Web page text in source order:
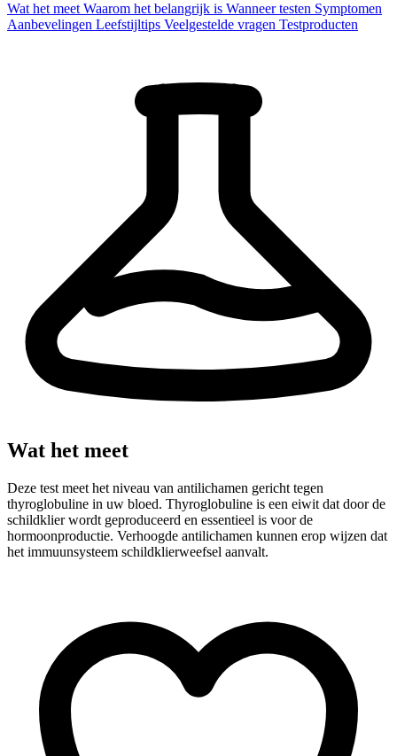
Wat het meet Waarom het belangrijk is Wanneer testen Symptomen
Aanbevelingen Leefstijltips Veelgestelde vragen Testproducten
Wat het meet
Deze test meet het niveau van antilichamen gericht tegen
thyroglobuline in uw bloed. Thyroglobuline is een eiwit dat door de
schildklier wordt geproduceerd en essentieel is voor de
hormoonproductie. Verhoogde antilichamen kunnen erop wijzen dat
het immuunsysteem schildklierweefsel aanvalt.